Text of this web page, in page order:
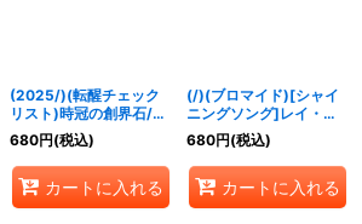
(2025/)(転醒チェック
リスト)時冠の創界石/時
冠魔神【-】{BSC47-
RV014}《青》
680円(税込)
カートに入れる
(/)(ブロマイド)[シャイ
ニングソング]レイ・オ
ーバ【-】{D02-05}
《》
680円(税込)
カートに入れる